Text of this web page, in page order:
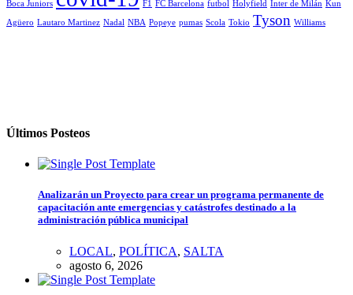
Boca Juniors F1 FC Barcelona futbol Holyfield Inter de Milán Kun
Agüero Lautaro Martinez Nadal NBA Popeye pumas Scola Tokio Tyson Williams
Últimos Posteos
Analizarán un Proyecto para crear un programa permanente de
capacitación ante emergencias y catástrofes destinado a la
administración pública municipal
LOCAL, POLÍTICA, SALTA
agosto 6, 2026